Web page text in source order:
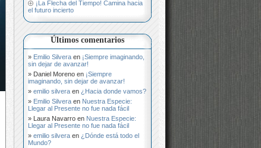
¡La Flecha del Tiempo! Camina hacia
el futuro incierto
Últimos comentarios
Emilio Silvera en ¡Siempre imaginando,
sin dejar de avanzar!
Daniel Moreno en ¡Siempre
imaginando, sin dejar de avanzar!
emilio silvera en ¿Hacia donde vamos?
Emilio Silvera en Nuestra Especie:
Llegar al Presente no fue nada fácil
Laura Navarro en Nuestra Especie:
Llegar al Presente no fue nada fácil
emilio silvera en ¿Dónde está todo el
Mundo?